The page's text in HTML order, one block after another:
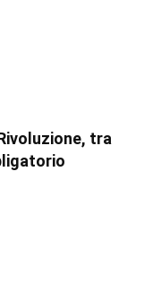
tra